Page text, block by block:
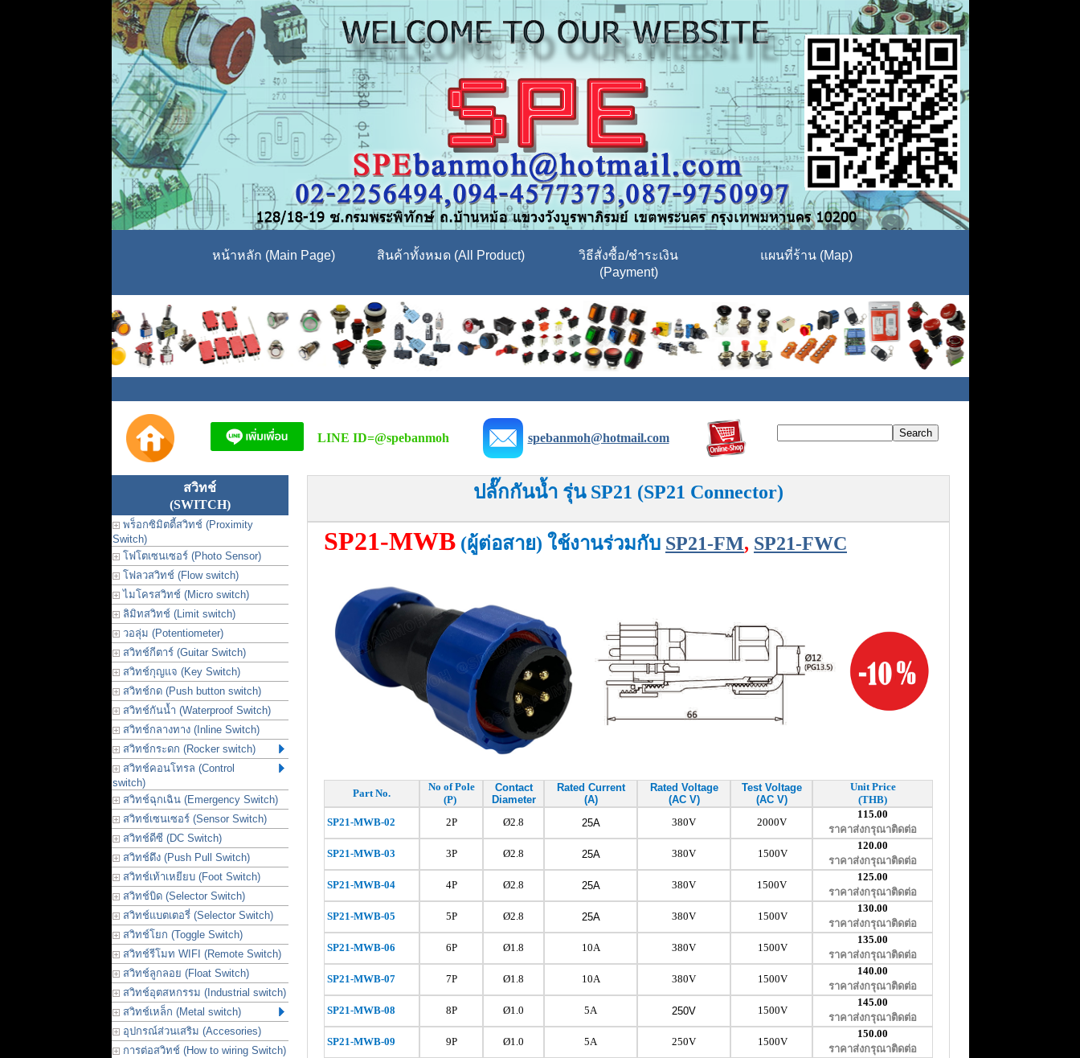
หน้าหลัก (Main Page) สินค้าทั้งหมด (All Product)
วิธีสั่งซื้อ/ชำระเงิน
(Payment)
แผนที่ร้าน (Map)
LINE ID=@spebanmoh spebanmoh@hotmail.com
สวิทช์
(SWITCH)
พร็อกซิมิตตี้สวิทช์ (Proximity
Switch)
โฟโตเซนเซอร์ (Photo Sensor)
โฟลวสวิทช์ (Flow switch)
ไมโครสวิทช์ (Micro switch)
ลิมิทสวิทช์ (Limit switch)
วอลุ่ม (Potentiometer)
สวิทช์กีตาร์ (Guitar Switch)
สวิทช์กุญแจ (Key Switch)
สวิทช์กด (Push button switch)
สวิทช์กันน้ำ (Waterproof Switch)
สวิทช์กลางทาง (Inline Switch)
สวิทช์กระดก (Rocker switch)
สวิทช์คอนโทรล (Control
switch)
สวิทช์ฉุกเฉิน (Emergency Switch)
สวิทช์เซนเซอร์ (Sensor Switch)
สวิทช์ดีซี (DC Switch)
สวิทช์ดึง (Push Pull Switch)
สวิทช์เท้าเหยียบ (Foot Switch)
สวิทช์บิด (Selector Switch)
สวิทช์แบตเตอรี่ (Selector Switch)
สวิทช์โยก (Toggle Switch)
สวิทช์รีโมท WIFI (Remote Switch)
สวิทช์ลูกลอย (Float Switch)
สวิทช์อุตสหกรรม (Industrial switch)
สวิทช์เหล็ก (Metal switch)
อุปกรณ์ส่วนเสริม (Accesories)
การต่อสวิทช์ (How to wiring Switch)
ปลั๊กกันน้ำ รุ่น SP21 (SP21 Connector)
SP21-MWB (ผู้ต่อสาย) ใช้งานร่วมกับ SP21-FM, SP21-FWC
Part No.
No of Pole
(P)
Contact
Diameter
Rated Current
(A)
Rated Voltage
(AC V)
Test Voltage
(AC V)
Unit Price
(THB)
SP21-MWB-02
2P Ø2.8 25A 380V 2000V
115.00
ราคาส่งกรุณาติดต่อ
SP21-MWB-03
3P Ø2.8 25A 380V 1500V
120.00
ราคาส่งกรุณาติดต่อ
SP21-MWB-04
4P Ø2.8 25A 380V 1500V
125.00
ราคาส่งกรุณาติดต่อ
SP21-MWB-05
5P Ø2.8 25A 380V 1500V
130.00
ราคาส่งกรุณาติดต่อ
SP21-MWB-06
6P Ø1.8 10A 380V 1500V
135.00
ราคาส่งกรุณาติดต่อ
SP21-MWB-07
7P Ø1.8 10A 380V 1500V
140.00
ราคาส่งกรุณาติดต่อ
SP21-MWB-08
8P Ø1.0 5A 250V 1500V
145.00
ราคาส่งกรุณาติดต่อ
SP21-MWB-09
9P Ø1.0 5A 250V 1500V
150.00
ราคาส่งกรุณาติดต่อ